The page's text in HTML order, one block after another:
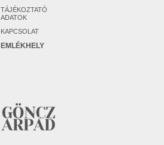
TÁJÉKOZTATÓ
ADATOK
KAPCSOLAT
EMLÉKHELY